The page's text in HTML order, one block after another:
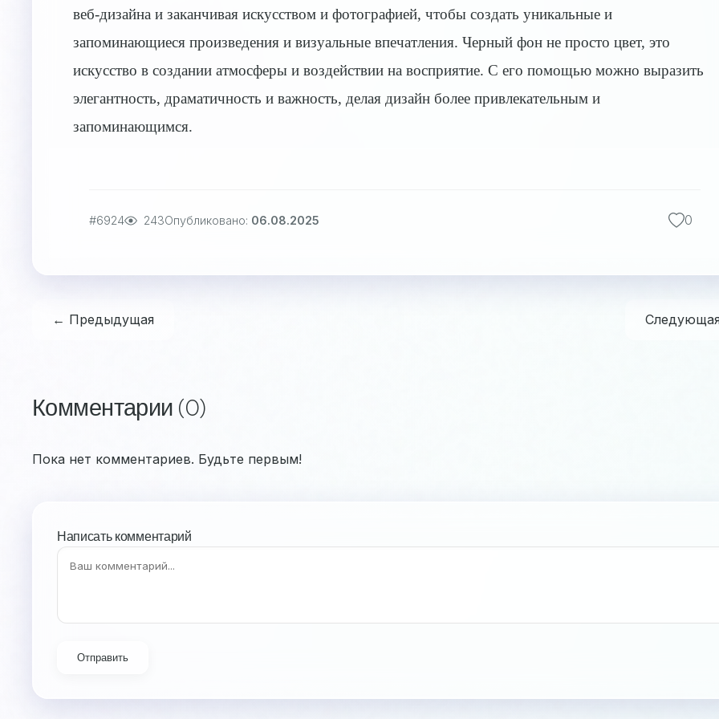
веб-дизайна и заканчивая искусством и фотографией, чтобы создать уникальные и
запоминающиеся произведения и визуальные впечатления. Черный фон не просто цвет, это
искусство в создании атмосферы и воздействии на восприятие. С его помощью можно выразить
элегантность, драматичность и важность, делая дизайн более привлекательным и
запоминающимся.
#6924 243Опубликовано: 06.08.2025 0
← Предыдущая
Комментарии (0)
Пока нет комментариев. Будьте первым!
Написать комментарий
Отправить